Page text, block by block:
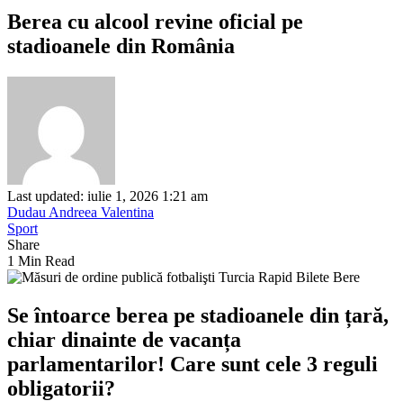
Berea cu alcool revine oficial pe
stadioanele din România
Last updated: iulie 1, 2026 1:21 am
Dudau Andreea Valentina
Sport
Share
1 Min Read
Se întoarce berea pe stadioanele din țară,
chiar dinainte de vacanța
parlamentarilor! Care sunt cele 3 reguli
obligatorii?